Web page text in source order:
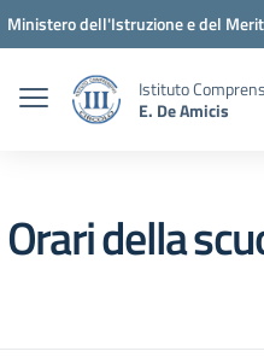
Vai ai contenuti
Vai al menu di navigazione
Vai al footer
Ministero dell'Istruzione e del
Istituto
E. De Amicis
Orari della